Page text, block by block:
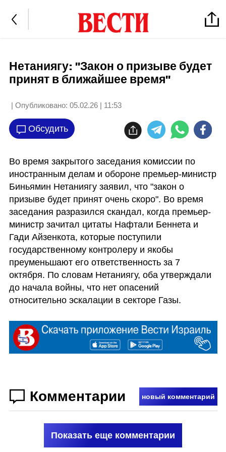
Нетаниягу: "Закон о призыве будет
принят в ближайшее время"
| Опубликовано: 05.02.26 | 11:53
Обсудить
Во время закрытого заседания комиссии по
иностранным делам и обороне премьер-министр
Биньямин Нетаниягу заявил, что "закон о
призыве будет принят очень скоро". Во время
заседания разразился скандал, когда премьер-
министр зачитал цитаты Нафтали Беннета и
Гади Айзенкота, которые поступили
государственному контролеру и якобы
преуменьшают его ответственность за 7
октября. По словам Нетаниягу, оба утверждали
до начала войны, что нет опасений
относительно эскалации в секторе Газы.
Комментарии новый комментарий
Показать еще комментарии